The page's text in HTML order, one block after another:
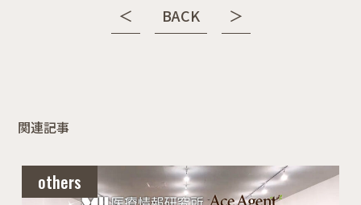
＜ BACK ＞
関連記事
others